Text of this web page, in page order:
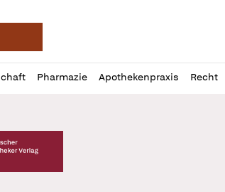
Pharmazie Apothekenpraxis Recht
Verlag Logo